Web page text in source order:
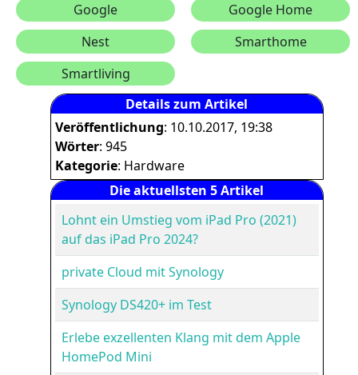
Google
Google Home
Nest
Smarthome
Smartliving
Details zum Artikel
Veröffentlichung: 10.10.2017, 19:38
Wörter: 945
Kategorie: Hardware
Die aktuellsten 5 Artikel
Lohnt ein Umstieg vom iPad Pro (2021)
auf das iPad Pro 2024?
private Cloud mit Synology
Synology DS420+ im Test
Erlebe exzellenten Klang mit dem Apple
HomePod Mini